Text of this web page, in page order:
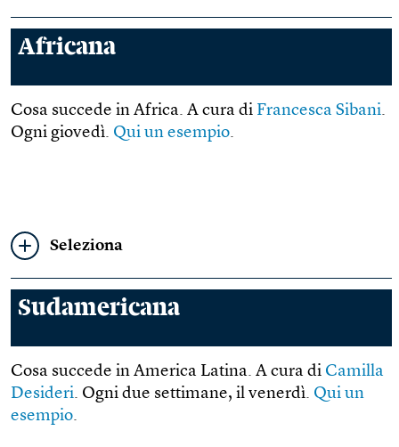
Africana
Cosa succede in Africa. A cura di Francesca Sibani.
Ogni giovedì. Qui un esempio.
Seleziona
Sudamericana
Cosa succede in America Latina. A cura di Camilla
Desideri. Ogni due settimane, il venerdì. Qui un
esempio.